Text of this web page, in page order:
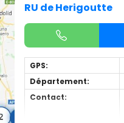
RU de Herigoutte
GPS:
Département:
Contact: